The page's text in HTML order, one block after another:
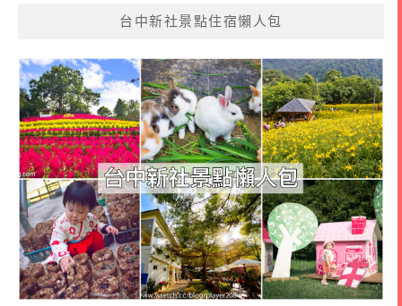
台中新社景點住宿懶人包